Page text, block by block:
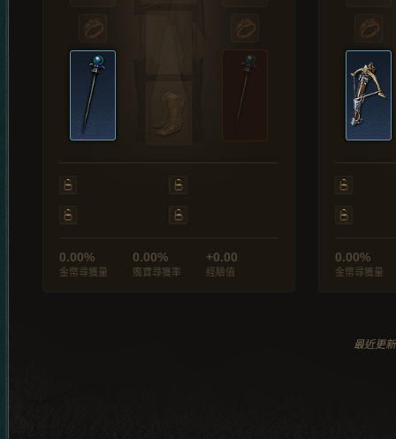
0.00%
金幣尋獲量
0.00%
魔寶尋獲率
+0.00
經驗值
0.00%
金幣尋獲量
最近更